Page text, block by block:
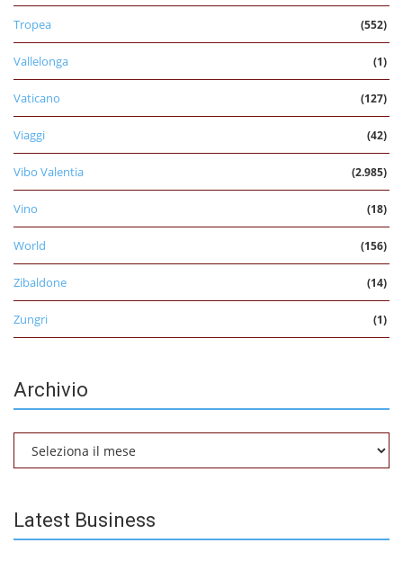
Tropea (552)
Vallelonga (1)
Vaticano (127)
Viaggi (42)
Vibo Valentia (2.985)
Vino (18)
World (156)
Zibaldone (14)
Zungri (1)
Archivio
Latest Business